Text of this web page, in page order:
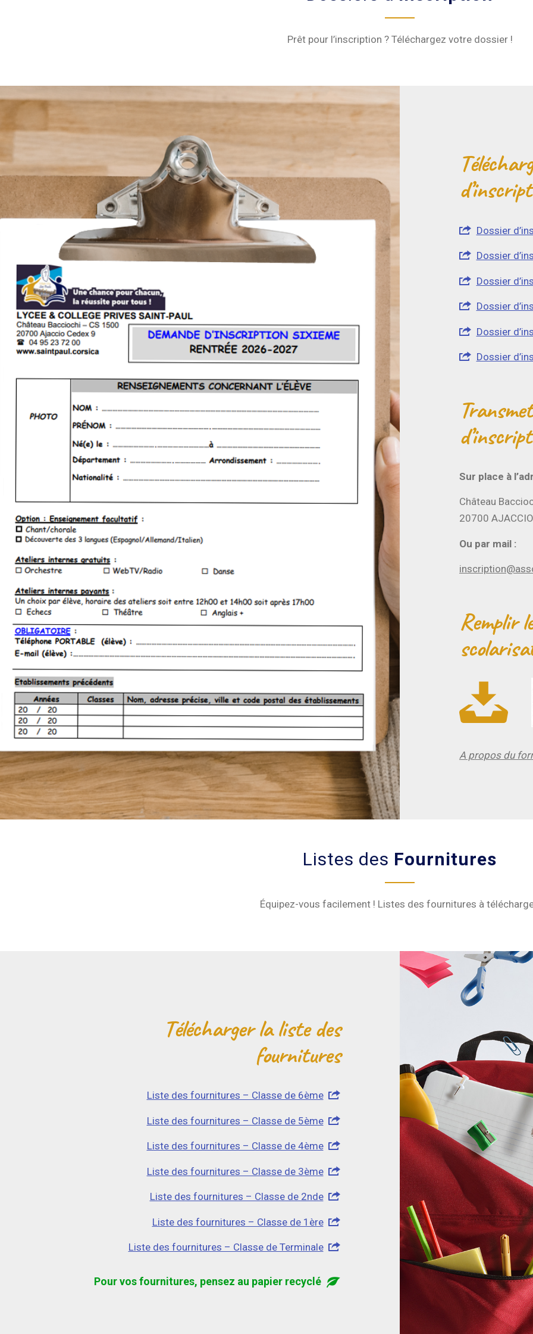
Prêt pour l’inscription ? Téléchargez votre dossier !
Dossier
Dossier
Dossier
Dossier
Dossier
Dossier
Sur place à
Château
20700
Ou par mail :
Remplir
A propos du
Listes des Fournitures
Équipez-vous facilement ! Listes des fournitures à
Télécharger la liste des
fournitures
Liste des fournitures – Classe de 6ème
Liste des fournitures – Classe de 5ème
Liste des fournitures – Classe de 4ème
Liste des fournitures – Classe de 3ème
Liste des fournitures – Classe de 2nde
Liste des fournitures – Classe de 1ère
Liste des fournitures – Classe de Terminale
Pour vos fournitures, pensez au papier recyclé